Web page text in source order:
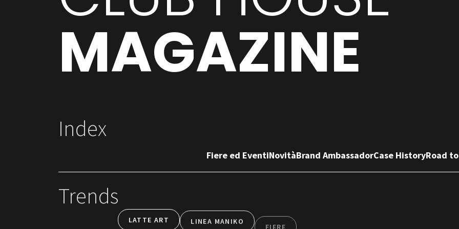
MAGAZINE
Index
Fiere ed EventiNovitàBrand AmbassadorCase HistoryRoad
Trends
LATTE ART LINEA MANIKO FIERE